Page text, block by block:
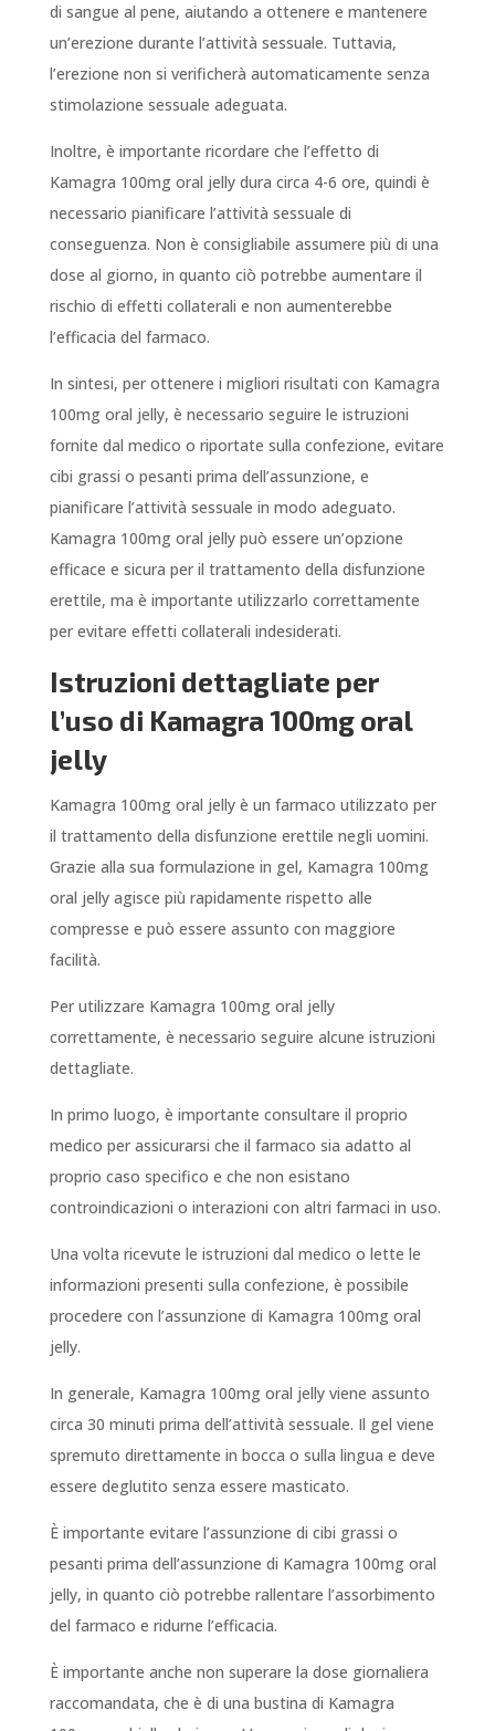
di sangue al pene, aiutando a ottenere e mantenere
un’erezione durante l’attività sessuale. Tuttavia,
l’erezione non si verificherà automaticamente senza
stimolazione sessuale adeguata.
Inoltre, è importante ricordare che l’effetto di
Kamagra 100mg oral jelly dura circa 4-6 ore, quindi è
necessario pianificare l’attività sessuale di
conseguenza. Non è consigliabile assumere più di una
dose al giorno, in quanto ciò potrebbe aumentare il
rischio di effetti collaterali e non aumenterebbe
l’efficacia del farmaco.
In sintesi, per ottenere i migliori risultati con Kamagra
100mg oral jelly, è necessario seguire le istruzioni
fornite dal medico o riportate sulla confezione, evitare
cibi grassi o pesanti prima dell’assunzione, e
pianificare l’attività sessuale in modo adeguato.
Kamagra 100mg oral jelly può essere un’opzione
efficace e sicura per il trattamento della disfunzione
erettile, ma è importante utilizzarlo correttamente
per evitare effetti collaterali indesiderati.
Istruzioni dettagliate per
l’uso di Kamagra 100mg oral
jelly
Kamagra 100mg oral jelly è un farmaco utilizzato per
il trattamento della disfunzione erettile negli uomini.
Grazie alla sua formulazione in gel, Kamagra 100mg
oral jelly agisce più rapidamente rispetto alle
compresse e può essere assunto con maggiore
facilità.
Per utilizzare Kamagra 100mg oral jelly
correttamente, è necessario seguire alcune istruzioni
dettagliate.
In primo luogo, è importante consultare il proprio
medico per assicurarsi che il farmaco sia adatto al
proprio caso specifico e che non esistano
controindicazioni o interazioni con altri farmaci in uso.
Una volta ricevute le istruzioni dal medico o lette le
informazioni presenti sulla confezione, è possibile
procedere con l’assunzione di Kamagra 100mg oral
jelly.
In generale, Kamagra 100mg oral jelly viene assunto
circa 30 minuti prima dell’attività sessuale. Il gel viene
spremuto direttamente in bocca o sulla lingua e deve
essere deglutito senza essere masticato.
È importante evitare l’assunzione di cibi grassi o
pesanti prima dell’assunzione di Kamagra 100mg oral
jelly, in quanto ciò potrebbe rallentare l’assorbimento
del farmaco e ridurne l’efficacia.
È importante anche non superare la dose giornaliera
raccomandata, che è di una bustina di Kamagra